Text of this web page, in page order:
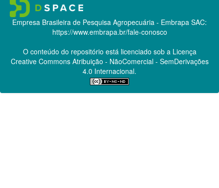
Empresa Brasileira de Pesquisa Agropecuária - Embrapa SAC:
https://www.embrapa.br/fale-conosco
O conteúdo do repositório está licenciado sob a Licença
Creative CommonsAtribuição - NãoComercial - SemDerivações
4.0 Internacional.